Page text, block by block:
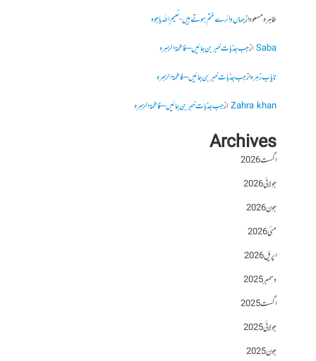
طاہرہ مسعودازجہاں دائرے ختم ہوتے ہیں- نعیم اللہ باجوہ
Sabaازجب جذبات خبر بن جائیں – فاطمۃالزہرہ
نایاب زہرہازجب جذبات خبر بن جائیں – فاطمۃالزہرہ
Zahra khanازجب جذبات خبر بن جائیں – فاطمۃالزہرہ
Archives
اگست 2026
جولائی 2026
جون 2026
مئی 2026
اپریل 2026
دسمبر 2025
اگست 2025
جولائی 2025
جون 2025